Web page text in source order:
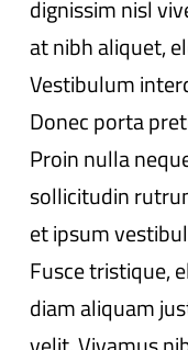
dignissim nisl
at nibh aliquet,
Vestibulum
Donec porta
Proin nulla
sollicitudin
et ipsum
Fusce tristique,
diam aliquam